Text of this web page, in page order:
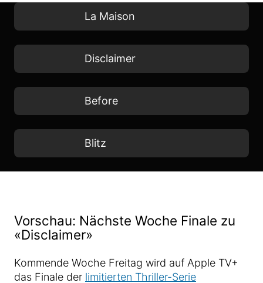
La Maison
Disclaimer
Before
Blitz
Vorschau: Nächste Woche Finale zu
«Disclaimer»
Kommende Woche Freitag wird auf Apple TV+
das Finale der limitierten Thriller-Serie